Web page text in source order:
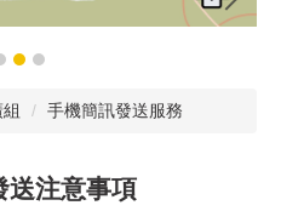
手機簡訊發送服務
送注意事項